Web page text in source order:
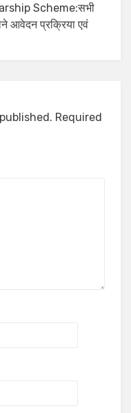
Scheme:सभी
आवेदन प्रक्रिया एवं
Required